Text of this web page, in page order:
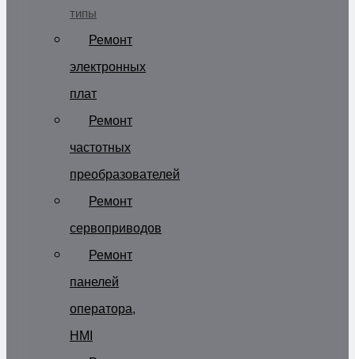
типы
Ремонт
электронных
плат
Ремонт
частотных
преобразователей
Ремонт
сервоприводов
Ремонт
панелей
оператора,
HMI